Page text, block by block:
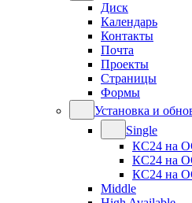
Диск
Календарь
Контакты
Почта
Проекты
Страницы
Формы
Установка и
Single
КС24 на
КС24 на
КС24 на
Middle